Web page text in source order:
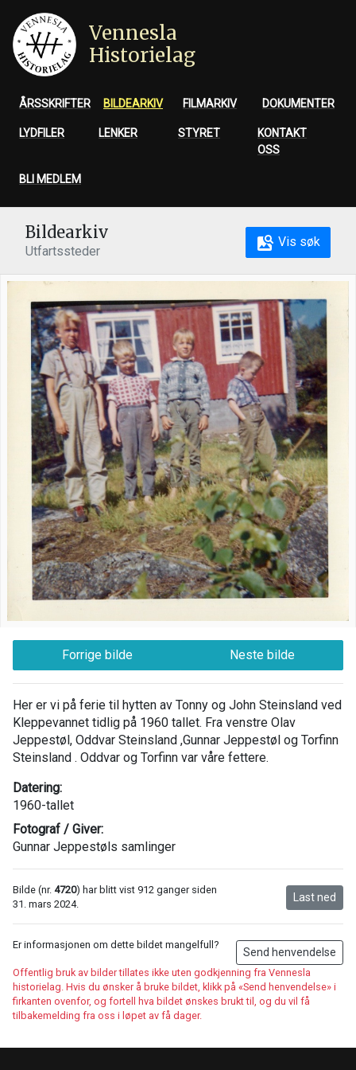
Vennesla
Historielag
ÅRSSKRIFTER BILDEARKIV FILMARKIV DOKUMENTER
LYDFILER LENKER STYRET
KONTAKT
OSS
BLI MEDLEM
Bildearkiv
Utfartssteder
Vis søk
Forrige bilde Neste bilde
Her er vi på ferie til hytten av Tonny og John Steinsland ved
Kleppevannet tidlig på 1960 tallet. Fra venstre Olav
Jeppestøl, Oddvar Steinsland ,Gunnar Jeppestøl og Torfinn
Steinsland . Oddvar og Torfinn var våre fettere.
Datering:
1960-tallet
Fotograf / Giver:
Gunnar Jeppestøls samlinger
Last ned
Bilde (nr. 4720) har blitt vist 912 ganger siden
31. mars 2024.
Send henvendelse
Er informasjonen om dette bildet mangelfull?
Offentlig bruk av bilder tillates ikke uten godkjenning fra Vennesla
historielag. Hvis du ønsker å bruke bildet, klikk på «Send henvendelse» i
firkanten ovenfor, og fortell hva bildet ønskes brukt til, og du vil få
tilbakemelding fra oss i løpet av få dager.